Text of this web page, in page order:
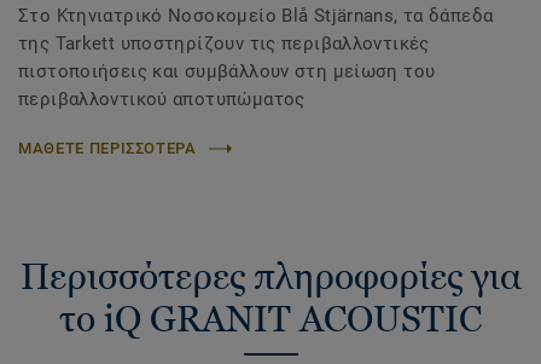
Στο Κτηνιατρικό Νοσοκομείο Blå Stjärnans, τα δάπεδα
της Tarkett υποστηρίζουν τις περιβαλλοντικές
πιστοποιήσεις και συμβάλλουν στη μείωση του
περιβαλλοντικού αποτυπώματος
ΜΑΘΕΤΕ ΠΕΡΙΣΣΟΤΕΡΑ
Περισσότερες πληροφορίες για
το iQ GRANIT ACOUSTIC